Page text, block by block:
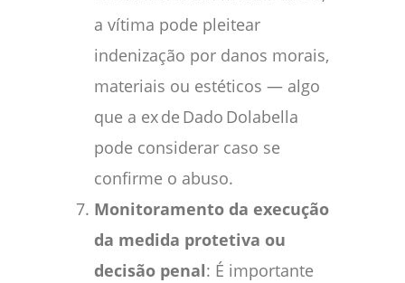
a vítima pode pleitear
indenização por danos morais,
materiais ou estéticos — algo
que a ex de Dado Dolabella
pode considerar caso se
confirme o abuso.
Monitoramento da execução
da medida protetiva ou
decisão penal: É importante